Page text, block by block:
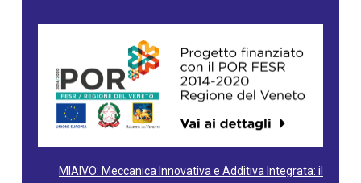
MIAIVO: Meccanica Innovativa e Additiva Integrata: il